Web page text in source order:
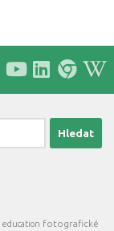
education fotografické